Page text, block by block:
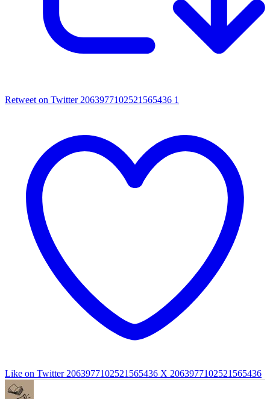
Retweet on Twitter 2063977102521565436 1
Like on Twitter 2063977102521565436 X 2063977102521565436